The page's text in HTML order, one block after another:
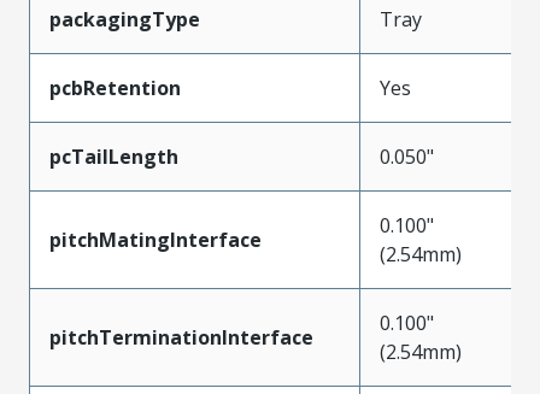
packagingType Tray
pcbRetention Yes
pcTailLength 0.050"
pitchMatingInterface
0.100"
(2.54mm)
pitchTerminationInterface
0.100"
(2.54mm)